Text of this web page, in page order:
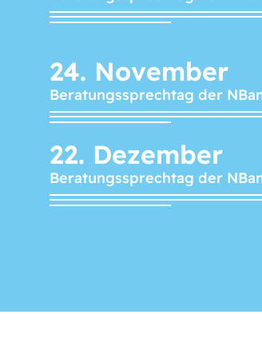
24. November
Beratungssprechtag der
22. Dezember
Beratungssprechtag der